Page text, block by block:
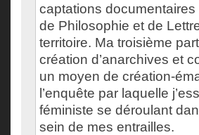
captations
de Philosophie et de
territoire. Ma troisième
création d’anarchives et
un moyen de création-
l’enquête par laquelle
féministe se déroulant
sein de mes entrailles.